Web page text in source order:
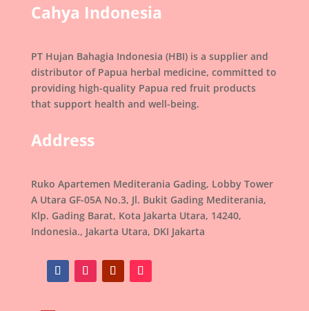
Cahya Indonesia
PT Hujan Bahagia Indonesia (HBI) is a supplier and
distributor of Papua herbal medicine, committed to
providing high-quality Papua red fruit products
that support health and well-being.
Address
Ruko Apartemen Mediterania Gading, Lobby Tower
A Utara GF-05A No.3, Jl. Bukit Gading Mediterania,
Klp. Gading Barat, Kota Jakarta Utara, 14240,
Indonesia., Jakarta Utara, DKI Jakarta